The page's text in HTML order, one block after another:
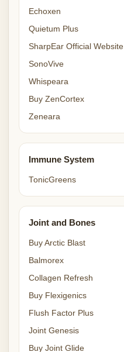
Echoxen
Quietum Plus
SharpEar Official Website
SonoVive
Whispeara
Buy ZenCortex
Zeneara
Immune System
TonicGreens
Joint and Bones
Buy Arctic Blast
Balmorex
Collagen Refresh
Buy Flexigenics
Flush Factor Plus
Joint Genesis
Buy Joint Glide